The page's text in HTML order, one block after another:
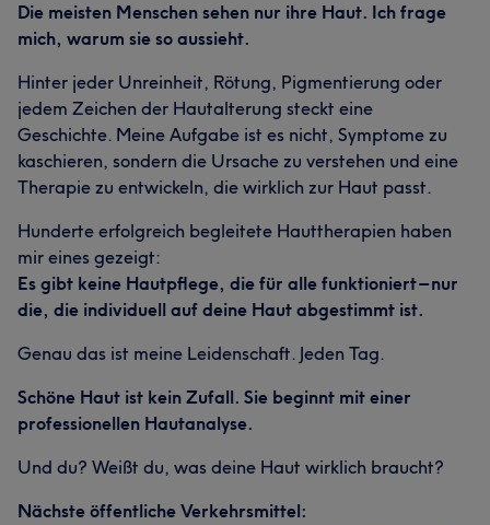
Die meisten Menschen sehen nur ihre Haut. Ich frage
mich, warum sie so aussieht.
Hinter jeder Unreinheit, Rötung, Pigmentierung oder
jedem Zeichen der Hautalterung steckt eine
Geschichte. Meine Aufgabe ist es nicht, Symptome zu
kaschieren, sondern die Ursache zu verstehen und eine
Therapie zu entwickeln, die wirklich zur Haut passt.
Hunderte erfolgreich begleitete Hauttherapien haben
mir eines gezeigt:
Es gibt keine Hautpflege, die für alle funktioniert – nur
die, die individuell auf deine Haut abgestimmt ist.
Genau das ist meine Leidenschaft. Jeden Tag.
Schöne Haut ist kein Zufall. Sie beginnt mit einer
professionellen Hautanalyse.
Und du? Weißt du, was deine Haut wirklich braucht?
Nächste öffentliche Verkehrsmittel: